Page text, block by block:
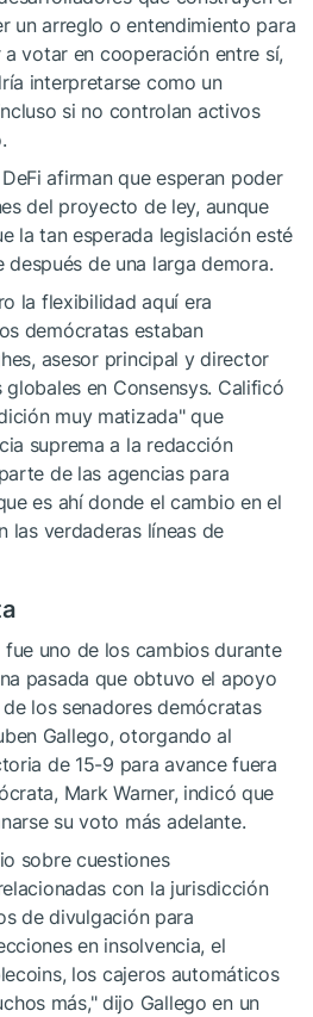
un arreglo o entendimiento para
votar en cooperación entre sí,
interpretarse como un
si no controlan activos
afirman que esperan poder
del proyecto de ley, aunque
la tan esperada legislación esté
después de una larga demora.
la flexibilidad aquí era
demócratas estaban
asesor principal y director
en Consensys. Calificó
muy matizada" que
suprema a la redacción
de las agencias para
es ahí donde el cambio en el
las verdaderas líneas de
uno de los cambios durante
pasada que obtuvo el apoyo
los senadores demócratas
Gallego, otorgando al
de 15-9 para avance fuera
Mark Warner, indicó que
su voto más adelante.
sobre cuestiones
con la jurisdicción
de divulgación para
en insolvencia, el
los cajeros automáticos
más," dijo Gallego en un